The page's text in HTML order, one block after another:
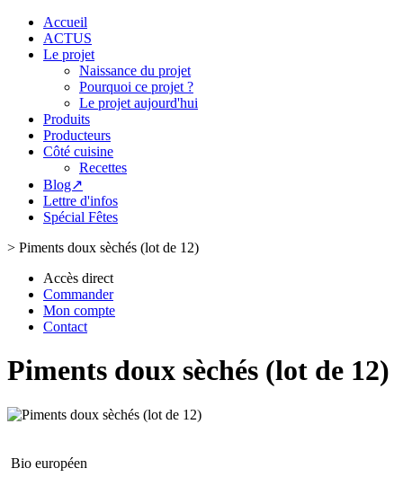
Accueil
ACTUS
Le projet
Naissance du projet
Pourquoi ce projet ?
Le projet aujourd'hui
Produits
Producteurs
Côté cuisine
Recettes
Blog↗
Lettre d'infos
Spécial Fêtes
> Piments doux sèchés (lot de 12)
Accès direct
Commander
Mon compte
Contact
Piments doux sèchés (lot de 12)
Bio européen